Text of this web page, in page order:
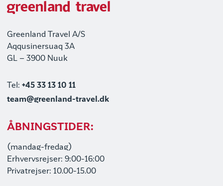
Greenland Travel A/S
Aqqusinersuaq 3A
GL – 3900 Nuuk
Tel: +45 33 13 10 11
team@greenland-travel.dk
ÅBNINGSTIDER:
(mandag-fredag)
Erhvervsrejser: 9:00-16:00
Privatrejser: 10.00-15.00